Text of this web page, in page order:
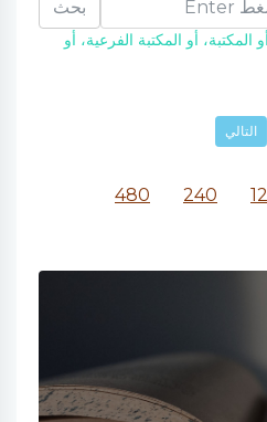
بحث
أو المكتبة الفرعية، أو
التالي
240
480